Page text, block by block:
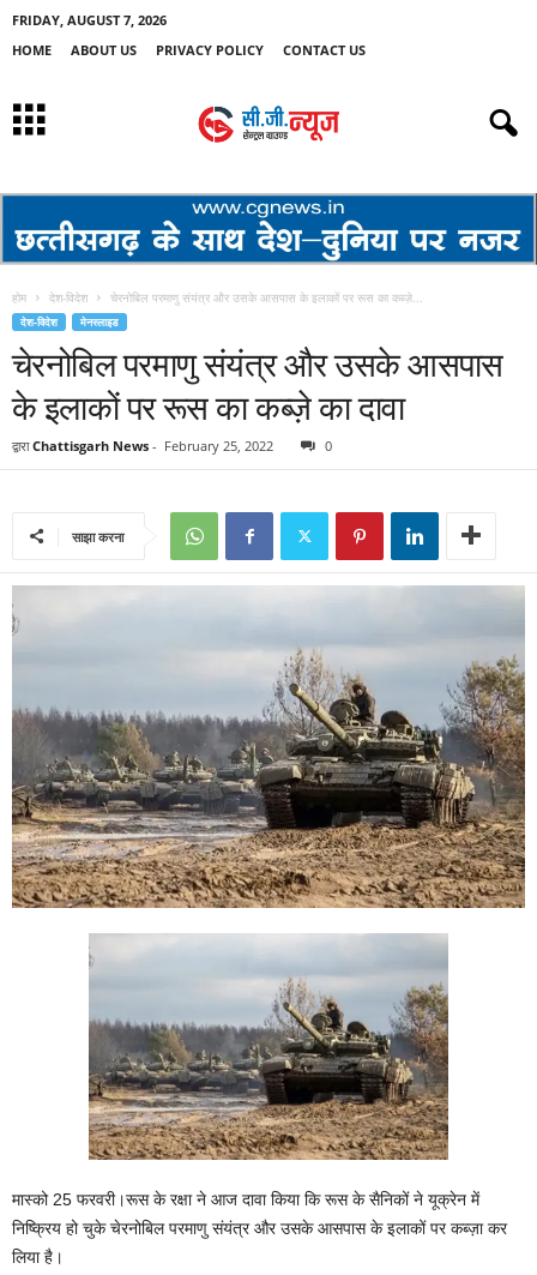
FRIDAY, AUGUST 7, 2026
HOME
ABOUT US PRIVACY POLICY CONTACT US
होम देश-विदेश चेरनोबिल परमाणु संयंत्र और उसके आसपास के इलाकों पर रूस का कब्ज़े...
देश-विदेश मेनस्लाइड
चेरनोबिल परमाणु संयंत्र और उसके आसपास
के इलाकों पर रूस का कब्ज़े का दावा
द्वारा Chattisgarh News - February 25, 2022 0
साझा करना
मास्को 25 फरवरी।रूस के रक्षा ने आज दावा किया कि रूस के सैनिकों ने यूक्रेन में
निष्‍क्रिय हो चुके चेरनोबिल परमाणु संयंत्र और उसके आसपास के इलाकों पर कब्ज़ा कर
लिया है।